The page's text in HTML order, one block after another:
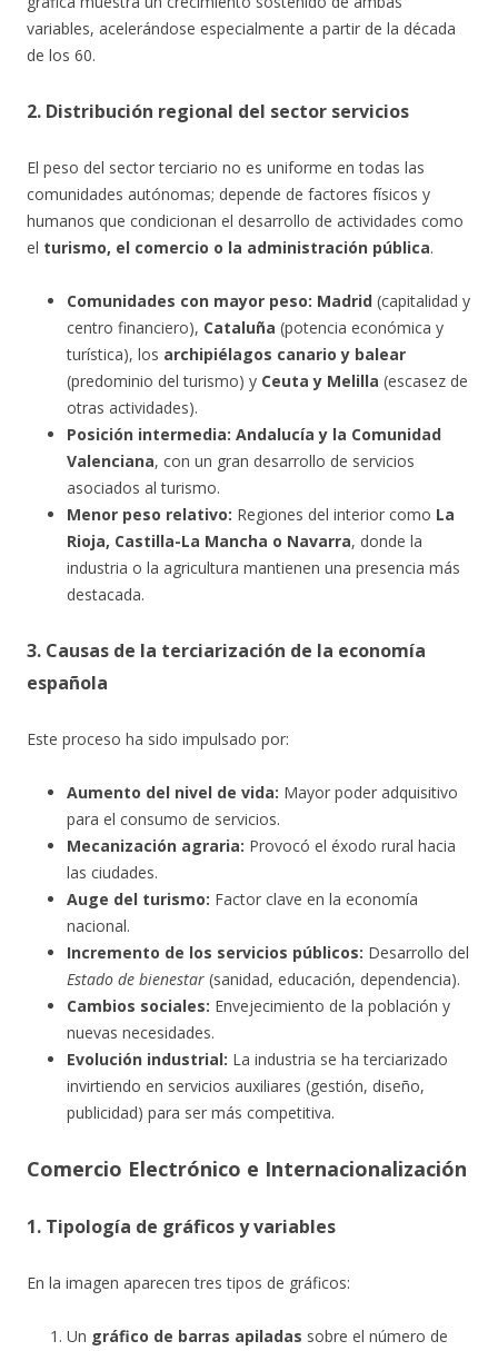
variables, acelerándose especialmente a partir de la década
de los 60.
2. Distribución regional del sector servicios
El peso del sector terciario no es uniforme en todas las
comunidades autónomas; depende de factores físicos y
humanos que condicionan el desarrollo de actividades como
el turismo, el comercio o la administración pública.
Comunidades con mayor peso: Madrid (capitalidad y
centro financiero), Cataluña (potencia económica y
turística), los archipiélagos canario y balear
(predominio del turismo) y Ceuta y Melilla (escasez de
otras actividades).
Posición intermedia: Andalucía y la Comunidad
Valenciana, con un gran desarrollo de servicios
asociados al turismo.
Menor peso relativo: Regiones del interior como La
Rioja, Castilla-La Mancha o Navarra, donde la
industria o la agricultura mantienen una presencia más
destacada.
3. Causas de la terciarización de la economía
española
Este proceso ha sido impulsado por:
Aumento del nivel de vida: Mayor poder adquisitivo
para el consumo de servicios.
Mecanización agraria: Provocó el éxodo rural hacia
las ciudades.
Auge del turismo: Factor clave en la economía
nacional.
Incremento de los servicios públicos: Desarrollo del
Estado de bienestar (sanidad, educación, dependencia).
Cambios sociales: Envejecimiento de la población y
nuevas necesidades.
Evolución industrial: La industria se ha terciarizado
invirtiendo en servicios auxiliares (gestión, diseño,
publicidad) para ser más competitiva.
Comercio Electrónico e Internacionalización
1. Tipología de gráficos y variables
En la imagen aparecen tres tipos de gráficos:
Un gráfico de barras apiladas sobre el número de